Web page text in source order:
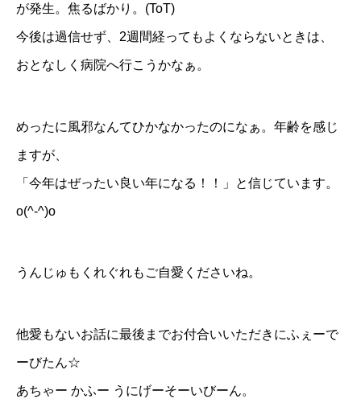
が発生。焦るばかり。(ToT)
今後は過信せず、2週間経ってもよくならないときは、
おとなしく病院へ行こうかなぁ。
めったに風邪なんてひかなかったのになぁ。年齢を感じ
ますが、
「今年はぜったい良い年になる！！」と信じています。
o(^-^)o
うんじゅもくれぐれもご自愛くださいね。
他愛もないお話に最後までお付合いいただきにふぇーで
ーびたん☆
あちゃー かふー うにげーそーいびーん。